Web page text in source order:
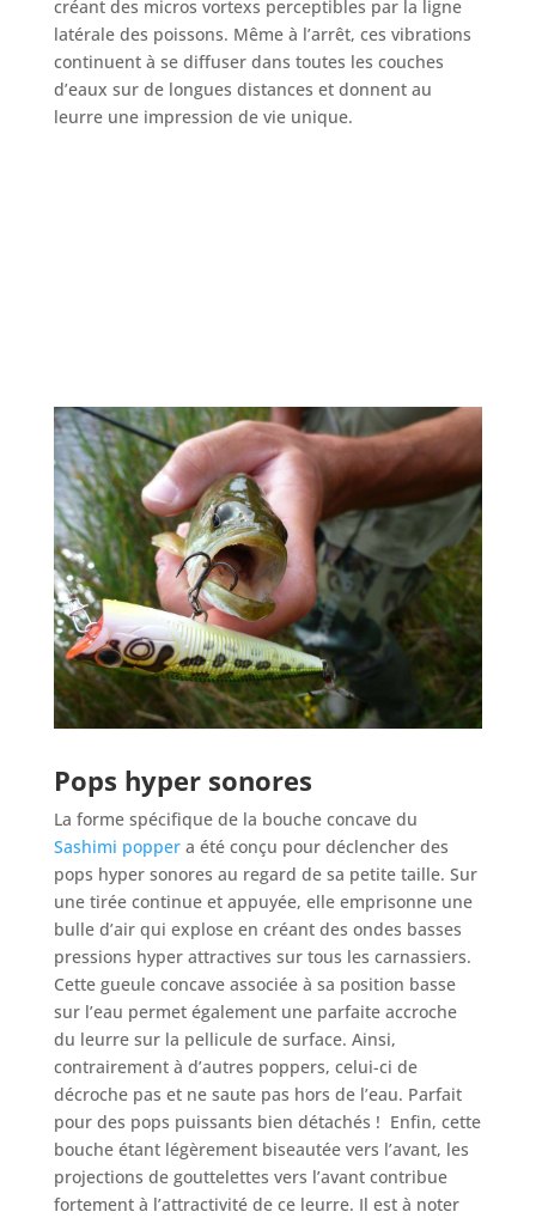
créant des micros vortexs perceptibles par la ligne
latérale des poissons. Même à l’arrêt, ces vibrations
continuent à se diffuser dans toutes les couches
d’eaux sur de longues distances et donnent au
leurre une impression de vie unique.
Pops hyper sonores
La forme spécifique de la bouche concave du
Sashimi popper a été conçu pour déclencher des
pops hyper sonores au regard de sa petite taille. Sur
une tirée continue et appuyée, elle emprisonne une
bulle d’air qui explose en créant des ondes basses
pressions hyper attractives sur tous les carnassiers.
Cette gueule concave associée à sa position basse
sur l’eau permet également une parfaite accroche
du leurre sur la pellicule de surface. Ainsi,
contrairement à d’autres poppers, celui-ci de
décroche pas et ne saute pas hors de l’eau. Parfait
pour des pops puissants bien détachés ! Enfin, cette
bouche étant légèrement biseautée vers l’avant, les
projections de gouttelettes vers l’avant contribue
fortement à l’attractivité de ce leurre. Il est à noter